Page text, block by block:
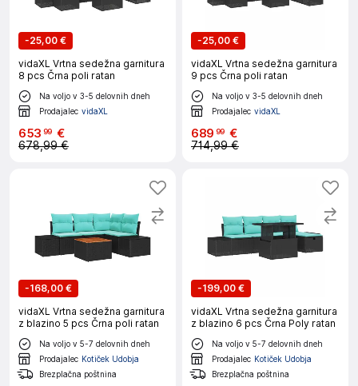
-25,00 €
vidaXL Vrtna sedežna garnitura
8 pcs Črna poli ratan
Na voljo v 3-5 delovnih dneh
Prodajalec vidaXL
653 99 €
678,99 €
-25,00 €
vidaXL Vrtna sedežna garnitura
9 pcs Črna poli ratan
Na voljo v 3-5 delovnih dneh
Prodajalec vidaXL
689 99 €
714,99 €
-168,00 €
vidaXL Vrtna sedežna garnitura
z blazino 5 pcs Črna poli ratan
Na voljo v 5-7 delovnih dneh
Prodajalec Kotiček Udobja
Brezplačna poštnina
-199,00 €
vidaXL Vrtna sedežna garnitura
z blazino 6 pcs Črna Poly ratan
Na voljo v 5-7 delovnih dneh
Prodajalec Kotiček Udobja
Brezplačna poštnina